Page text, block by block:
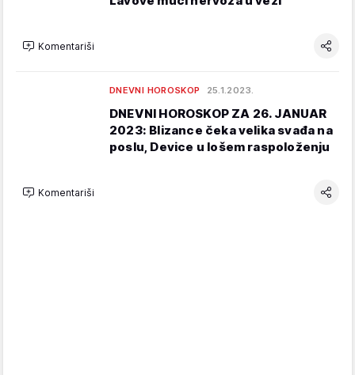
Komentariši
DNEVNI HOROSKOP 25.1.2023.
DNEVNI HOROSKOP ZA 26. JANUAR
2023: Blizance čeka velika svađa na
poslu, Device u lošem raspoloženju
Komentariši